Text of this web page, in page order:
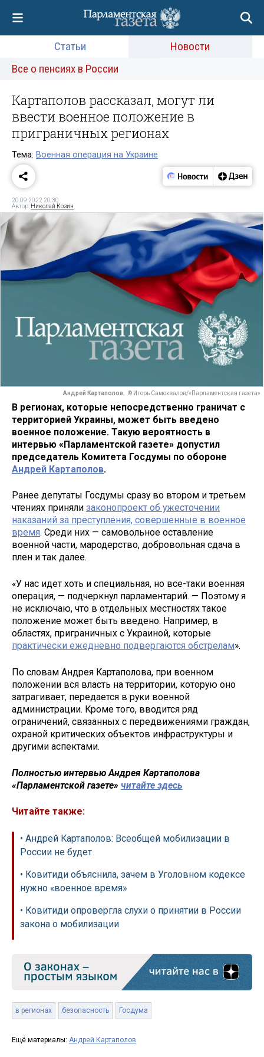
Статьи
Новости
Все о пенсиях в России
Картаполов рассказал, могут ли
ввести военное положение в
приграничных регионах
Тема: Военная операция на Украине
20.09.2022 20:30
Автор: Николай Козин
Андрей Картаполов. © Игорь Самохвалов/«Парламентская газета»
В регионах, которые непосредственно граничат с
территорией Украины, может быть введено
военное положение. Такую вероятность в
интервью «Парламентской газете» допустил
председатель Комитета Госдумы по обороне
Андрей Картаполов.
Ранее депутаты Госдумы сразу во втором и третьем
чтениях приняли законопроект об ужесточении
наказаний за преступления, совершенные в военное
время. Среди них — самовольное оставление
военной части, мародерство, добровольная сдача в
плен и так далее.
«У нас идет хоть и специальная, но все-таки военная
операция, — подчеркнул парламентарий. — Поэтому я
не исключаю, что в отдельных местностях такое
положение может быть введено. Например, в
областях, приграничных с Украиной, которые
практически ежедневно подвергаются обстрелам».
По словам Андрея Картаполова, при военном
положении вся власть на территории, которую оно
затрагивает, передается в руки военной
администрации. Кроме того, вводится ряд
ограничений, связанных с передвижениями граждан,
охраной критических объектов инфраструктуры и
другими аспектами.
Полностью интервью Андрея Картаполова
«Парламентской газете» читайте здесь
Читайте также:
• Андрей Картаполов: Всеобщей мобилизации в
России не будет
• Ковитиди объяснила, зачем в Уголовном кодексе
нужно «военное время»
• Ковитиди опровергла слухи о принятии в России
закона о мобилизации
в регионах безопасность Госдума
Ещё материалы: Андрей Картаполов